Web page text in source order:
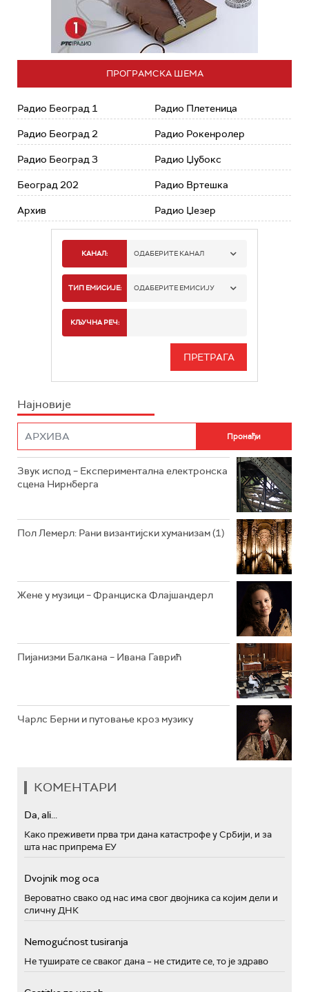
ПРОГРАМСКА ШЕМА
Радио Београд 1
Радио Београд 2
Радио Београд 3
Београд 202
Архив
Радио Плетеница
Радио Рокенролер
Радио Џубокс
Радио Вртешка
Радио Џезер
КАНАЛ: ОДАБЕРИТЕ КАНАЛ
РАДИО БЕОГРАД 1
РАДИО БЕОГРАД 3
РАДИО РОКЕНРОЛЕР
РАДИО ЏЕЗЕР
ТИП ЕМИСИЈЕ: ОДАБЕРИТЕ ЕМИСИЈУ
ИНФО
КЉУЧНА РЕЧ:
Најновије
Звук испод – Експериментална електронска
сцена Нирнберга
Пол Лемерл: Рани византијски хуманизам (1)
Жене у музици – Франциска Флајшандерл
Пијанизми Балкана – Ивана Гаврић
Чарлс Берни и путовање кроз музику
КОМЕНТАРИ
Da, ali...
Како преживети прва три дана катастрофе у Србији, и за
шта нас припрема ЕУ
Dvojnik mog oca
Вероватно свако од нас има свог двојника са којим дели и
сличну ДНК
Nemogućnost tusiranja
Не туширате се сваког дана – не стидите се, то је здраво